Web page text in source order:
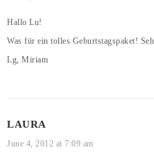
Hallo Lu!
Was für ein tolles Geburtstagspaket!
Lg, Miriam
LAURA
June 4, 2012 at 7:09 am